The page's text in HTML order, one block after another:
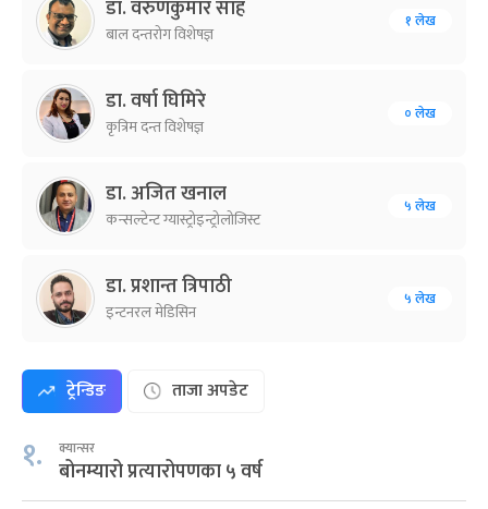
डा. वरुणकुमार साह
बाल दन्तरोग विशेषज्ञ
१ लेख
डा. वर्षा घिमिरे
कृत्रिम दन्त विशेषज्ञ
० लेख
डा. अजित खनाल
कन्सल्टेन्ट ग्यास्ट्रोइन्ट्रोलोजिस्ट
५ लेख
डा. प्रशान्त त्रिपाठी
इन्टनरल मेडिसिन
५ लेख
ट्रेन्डिङ ताजा अपडेट
१. क्यान्सर
बोनम्यारो प्रत्यारोपणका ५ वर्ष